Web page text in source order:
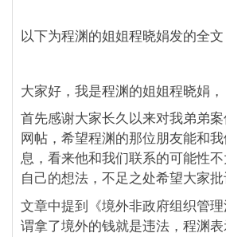
以下为程渊的姐姐程晓娟发的全文
大家好，我是程渊的姐姐程晓娟，
首先感谢大家长久以来对我弟弟
网帖，希望程渊的那位朋友能和
息，看来他和我们联系的可能性
自己的想法，不足之处希望大家批
文章中提到《境外非政府组织管
谓拿了境外的钱就是违法，程渊